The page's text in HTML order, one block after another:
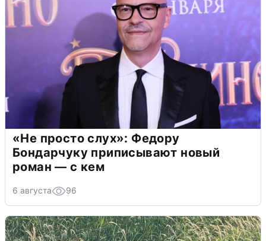
«Не просто слух»: Федору
Бондарчуку приписывают новый
роман — с кем
6 августа 96